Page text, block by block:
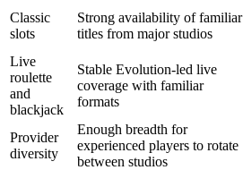
Classic
slots
Strong availability of familiar
titles from major studios
Live
roulette
and
blackjack
Stable Evolution-led live
coverage with familiar
formats
Provider
diversity
Enough breadth for
experienced players to rotate
between studios